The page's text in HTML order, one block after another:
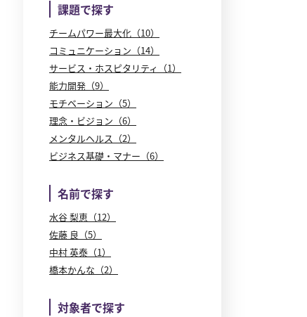
課題で探す
チームパワー最大化（10）
コミュニケーション（14）
サービス・ホスピタリティ（1）
能力開発（9）
モチベーション（5）
理念・ビジョン（6）
メンタルヘルス（2）
ビジネス基礎・マナー（6）
名前で探す
水谷 梨恵（12）
佐藤 良（5）
中村 英泰（1）
橋本かんな（2）
対象者で探す